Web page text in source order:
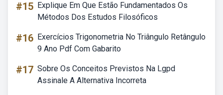
#15 Explique Em Que Estão Fundamentados Os
Métodos Dos Estudos Filosóficos
#16 Exercícios Trigonometria No Triângulo Retângulo
9 Ano Pdf Com Gabarito
#17 Sobre Os Conceitos Previstos Na Lgpd
Assinale A Alternativa Incorreta